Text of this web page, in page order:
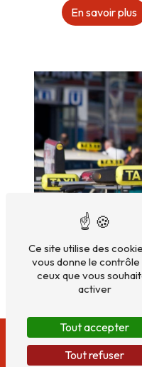
En savoir plus
Ce site utilise des
vous donne le contrôle
ceux que vous
activer
Tout accepter
Tout refuser